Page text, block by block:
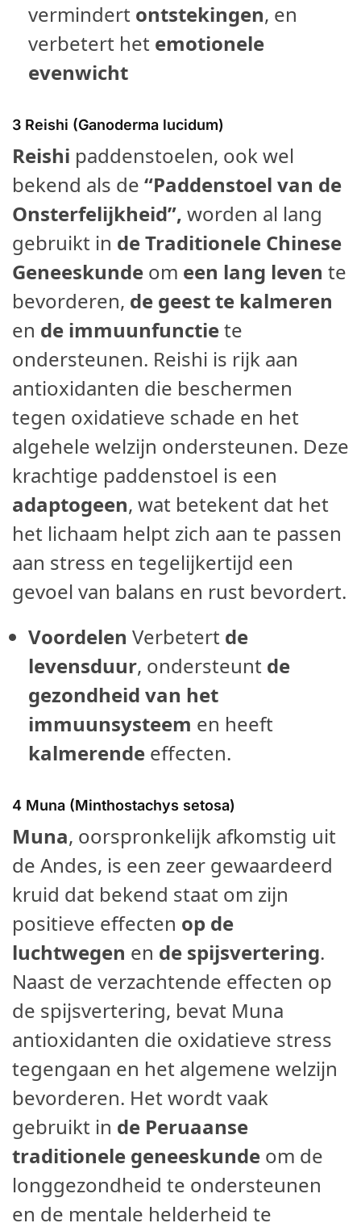
vermindert ontstekingen, en
verbetert het emotionele
evenwicht
3 Reishi (Ganoderma lucidum)
Reishi paddenstoelen, ook wel
bekend als de “Paddenstoel van de
Onsterfelijkheid”, worden al lang
gebruikt in de Traditionele Chinese
Geneeskunde om een lang leven te
bevorderen, de geest te kalmeren
en de immuunfunctiete
ondersteunen. Reishi is rijk aan
antioxidanten die beschermen
tegen oxidatieve schade en het
algehele welzijn ondersteunen. Deze
krachtige paddenstoel is een
adaptogeen, wat betekent dat het
het lichaam helpt zich aan te passen
aan stress en tegelijkertijd een
gevoel van balans en rust bevordert.
Voordelen Verbetert de
levensduur, ondersteunt de
gezondheid van het
immuunsysteem en heeft
kalmerende effecten.
4 Muna (Minthostachys setosa)
Muna, oorspronkelijk afkomstig uit
de Andes, is een zeer gewaardeerd
kruid dat bekend staat om zijn
positieve effecten op de
luchtwegen en de spijsvertering.
Naast de verzachtende effecten op
de spijsvertering, bevat Muna
antioxidanten die oxidatieve stress
tegengaan en het algemene welzijn
bevorderen. Het wordt vaak
gebruikt in de Peruaanse
traditionele geneeskunde om de
longgezondheid te ondersteunen
en de mentale helderheid te